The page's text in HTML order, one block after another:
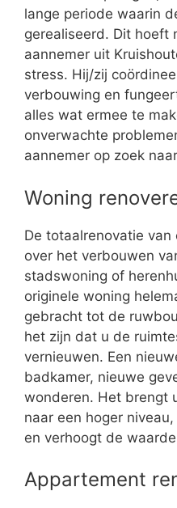
lange periode waarin
gerealiseerd. Dit hoeft
aannemer uit
stress. Hij/zij
verbouwing en
alles wat ermee te
onverwachte
aannemer op zoek
Woning
De totaalrenovatie
over het verbouwen
stadswoning of
originele woning
gebracht tot de
het zijn dat u de
vernieuwen. Een
badkamer, nieuwe
wonderen. Het brengt
naar een hoger
en verhoogt de
Appartement